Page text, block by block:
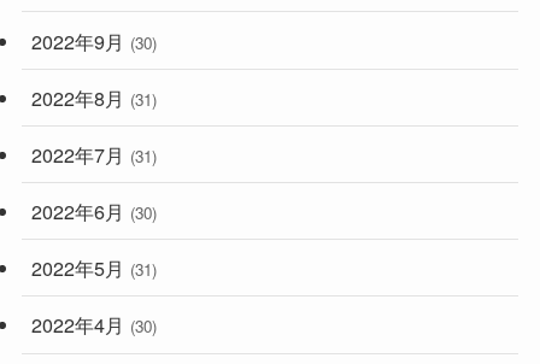
2022年9月 (30)
2022年8月 (31)
2022年7月 (31)
2022年6月 (30)
2022年5月 (31)
2022年4月 (30)